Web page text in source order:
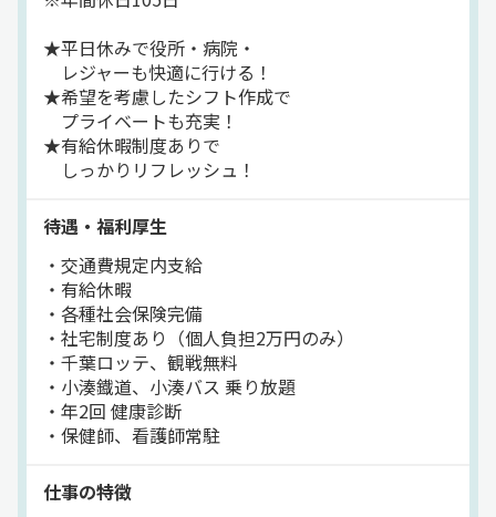
★平日休みで役所・病院・
レジャーも快適に行ける！
★希望を考慮したシフト作成で
プライベートも充実！
★有給休暇制度ありで
しっかりリフレッシュ！
待遇・福利厚生
・交通費規定内支給
・有給休暇
・各種社会保険完備
・社宅制度あり（個人負担2万円のみ）
・千葉ロッテ、観戦無料
・小湊鐡道、小湊バス 乗り放題
・年2回 健康診断
・保健師、看護師常駐
仕事の特徴